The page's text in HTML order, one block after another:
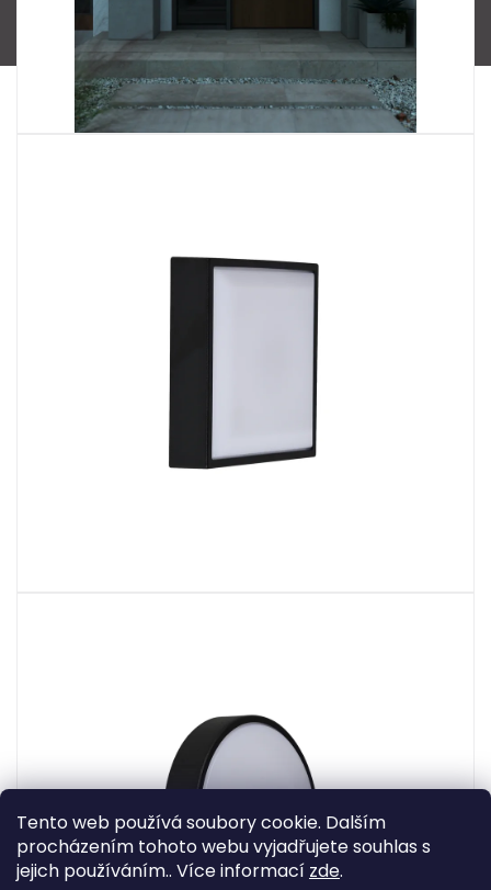
Tento web používá soubory cookie. Dalším
procházením tohoto webu vyjadřujete souhlas s
jejich používáním.. Více informací zde.
. Všechna práva
vyhrazena.